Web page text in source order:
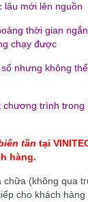
lâu mới lên nguồn
thời gian
chạy được
nhưng không
chương trình trong
tần tại
hàng.
chữa (không qua
cho khách